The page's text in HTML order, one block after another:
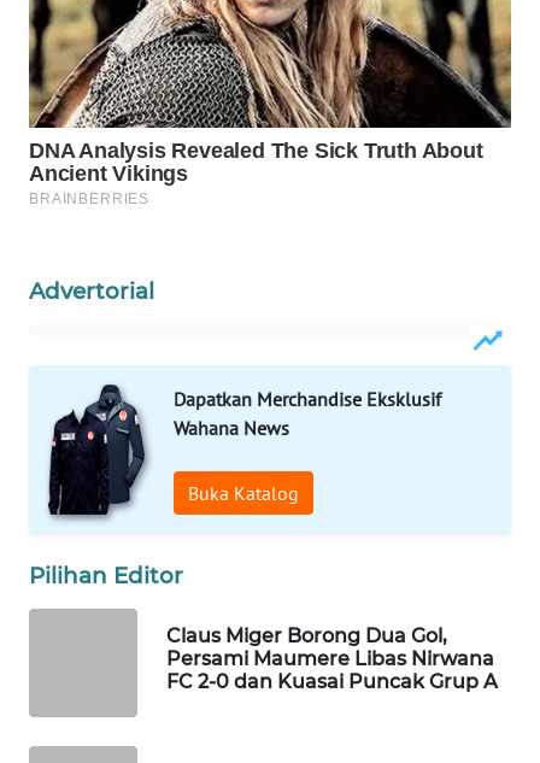
Advertorial
Dapatkan Merchandise Eksklusif
Wahana News
Buka Katalog
Pilihan Editor
Claus Miger Borong Dua Gol,
Persami Maumere Libas Nirwana
FC 2-0 dan Kuasai Puncak Grup A
WAHANANEWS
ID
WAHANANEWS
CO ID
WAHANANEWS
WAHANA
SPORT
WAHANA
UMKM
WAHANA
SELEB
PERSONA
HEALTH